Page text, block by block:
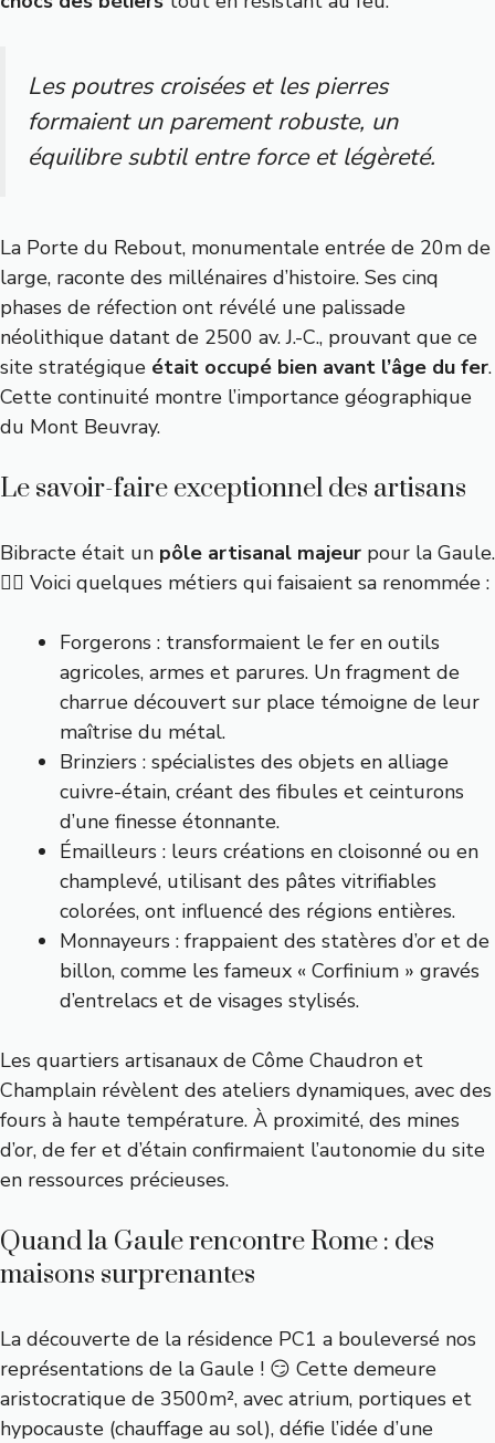
Les poutres croisées et les pierres
formaient un parement robuste, un
équilibre subtil entre force et légèreté.
La Porte du Rebout, monumentale entrée de 20m de
large, raconte des millénaires d’histoire. Ses cinq
phases de réfection ont révélé une palissade
néolithique datant de 2500 av. J.-C., prouvant que ce
site stratégique était occupé bien avant l’âge du fer.
Cette continuité montre l’importance géographique
du Mont Beuvray.
Le savoir-faire exceptionnel des artisans
Bibracte était un pôle artisanal majeur pour la Gaule.
👷‍♂️ Voici quelques métiers qui faisaient sa renommée :
Forgerons : transformaient le fer en outils
agricoles, armes et parures. Un fragment de
charrue découvert sur place témoigne de leur
maîtrise du métal.
Brinziers : spécialistes des objets en alliage
cuivre-étain, créant des fibules et ceinturons
d’une finesse étonnante.
Émailleurs : leurs créations en cloisonné ou en
champlevé, utilisant des pâtes vitrifiables
colorées, ont influencé des régions entières.
Monnayeurs : frappaient des statères d’or et de
billon, comme les fameux « Corfinium » gravés
d’entrelacs et de visages stylisés.
Les quartiers artisanaux de Côme Chaudron et
Champlain révèlent des ateliers dynamiques, avec des
fours à haute température. À proximité, des mines
d’or, de fer et d’étain confirmaient l’autonomie du site
en ressources précieuses.
Quand la Gaule rencontre Rome : des
maisons surprenantes
La découverte de la résidence PC1 a bouleversé nos
représentations de la Gaule ! 😏 Cette demeure
aristocratique de 3500m², avec atrium, portiques et
hypocauste (chauffage au sol), défie l’idée d’une